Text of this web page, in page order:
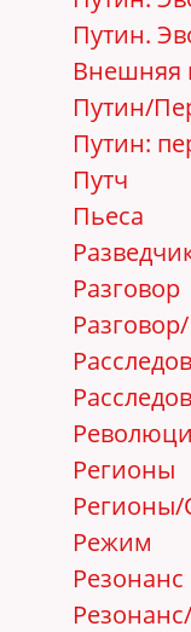
Путин.
Внешняя
Путин/
Путин:
Путч
Пьеса
Разговор
Регионы
Регионы/
Режим
Резонанс